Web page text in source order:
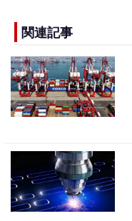
e
b
o
o
k
関連記事